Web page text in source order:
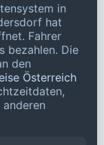
in
hat
Fahrer
bezahlen. Die
den
Österreich